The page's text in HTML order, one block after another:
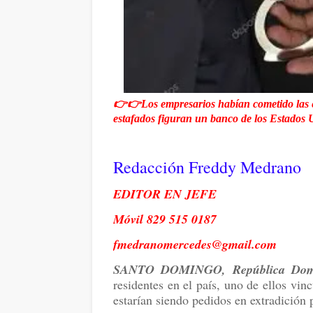
👉👉Los empresarios habían cometido las
estafados figuran un banco de los Estados
Redacción Freddy Medrano
EDITOR EN JEFE
Móvil 829 515 0187
fmedranomercedes@gmail.com
SANTO DOMINGO, República
residentes en el país, uno de ellos
estarían siendo pedidos en